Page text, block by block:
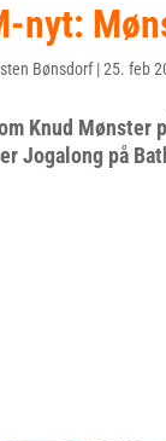
nyt:
Bønsdorf|25. feb
Knud Mønster
Jogalong på